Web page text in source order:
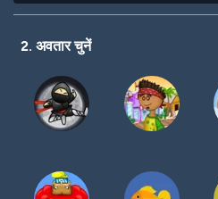
2. अवतार चुनें